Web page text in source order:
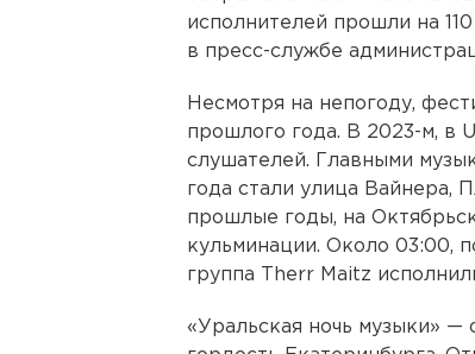
исполнителей прошли на
в пресс-службе
Несмотря на непогоду,
прошлого года. В 2023-м, в
слушателей. Главными
года стали улица Вайнера,
прошлые годы, на
кульминации. Около 03:00,
группа Therr Maitz
«Уральская ночь музыки‎» —